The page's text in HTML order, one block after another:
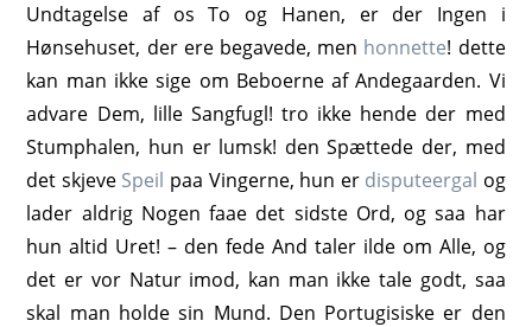
Undtagelse af os To og Hanen, er der Ingen i
Hønsehuset, der ere begavede, men honnette! dette
kan man ikke sige om Beboerne af Andegaarden. Vi
advare Dem, lille Sangfugl! tro ikke hende der med
Stumphalen, hun er lumsk! den Spættede der, med
det skjeve Speil paa Vingerne, hun er disputeergal og
lader aldrig Nogen faae det sidste Ord, og saa har
hun altid Uret! – den fede And taler ilde om Alle, og
det er vor Natur imod, kan man ikke tale godt, saa
skal man holde sin Mund. Den Portugisiske er den